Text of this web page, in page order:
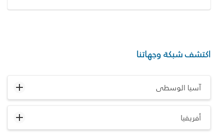
اكتشف شبكة وجهاتنا
آسيا الوسطى
أفريقيا